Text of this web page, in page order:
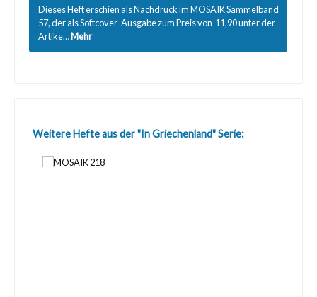
Dieses Heft erschien als Nachdruck im MOSAIK Sammelband
57, der als Softcover-Ausgabe zum Preis von  11,90 unter der
Artike…Mehr
Produktgalerie überspringen
Weitere Hefte aus der "In Griechenland" Serie: